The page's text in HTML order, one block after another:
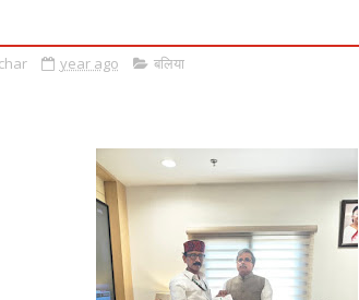
year ago बलिया